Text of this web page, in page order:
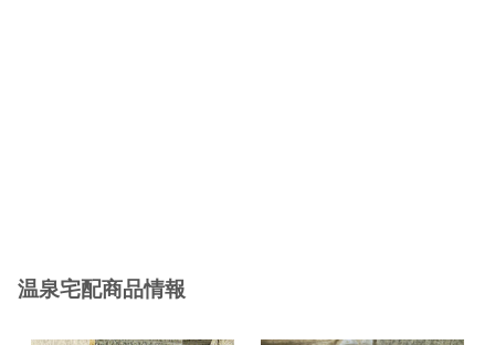
温泉宅配商品情報